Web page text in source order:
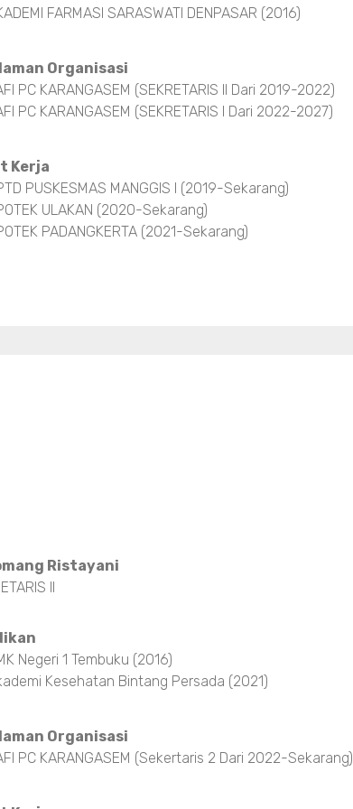
FARMASI SARASWATI DENPASAR (2016)
Organisasi
PC KARANGASEM (SEKRETARIS II Dari 2019-2022)
PC KARANGASEM (SEKRETARIS I Dari 2022-2027)
Kerja
PUSKESMAS MANGGIS I (2019-Sekarang)
ULAKAN (2020-Sekarang)
PADANGKERTA (2021-Sekarang)
Ristayani
II
Negeri 1 Tembuku (2016)
Kesehatan Bintang Persada (2021)
Organisasi
PC KARANGASEM (Sekertaris 2 Dari 2022-Sekarang)